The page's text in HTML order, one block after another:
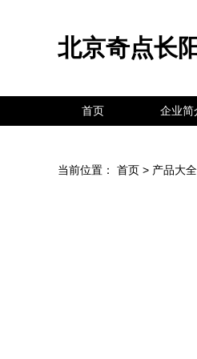
北京奇点长
首页 企业简
当前位置： 首页 > 产品大全